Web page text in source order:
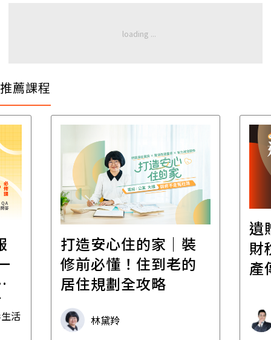
推薦課程
活
打造安心住的家｜裝
修前必懂！住到老的
居住規劃全攻略
林黛羚
遺
財
產